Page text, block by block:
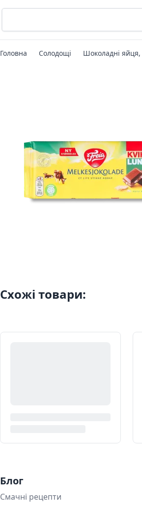
Головна Солодощі Шоколадні яйця,
Схожі товари:
Блог
Смачні рецепти